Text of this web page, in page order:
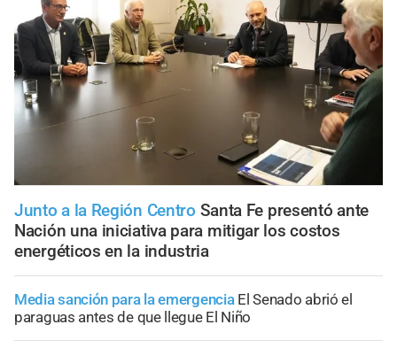
Junto a la Región Centro Santa Fe presentó ante
Nación una iniciativa para mitigar los costos
energéticos en la industria
Media sanción para la emergencia El Senado abrió el
paraguas antes de que llegue El Niño